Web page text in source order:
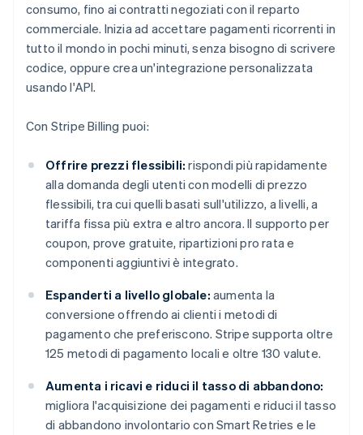
consumo, fino ai contratti negoziati con il reparto
commerciale. Inizia ad accettare pagamenti ricorrenti in
tutto il mondo in pochi minuti, senza bisogno di scrivere
codice, oppure crea un'integrazione personalizzata
usando l'API.
Con Stripe Billing puoi:
Offrire prezzi flessibili: rispondi più rapidamente
alla domanda degli utenti con modelli di prezzo
flessibili, tra cui quelli basati sull'utilizzo, a livelli, a
tariffa fissa più extra e altro ancora. Il supporto per
coupon, prove gratuite, ripartizioni pro rata e
componenti aggiuntivi è integrato.
Espanderti a livello globale: aumenta la
conversione offrendo ai clienti i metodi di
pagamento che preferiscono. Stripe supporta oltre
125 metodi di pagamento locali e oltre 130 valute.
Aumenta i ricavi e riduci il tasso di abbandono:
migliora l'acquisizione dei pagamenti e riduci il tasso
di abbandono involontario con Smart Retries e le